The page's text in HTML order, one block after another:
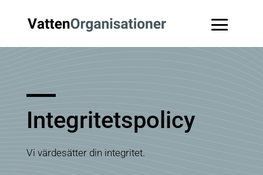
Integritetspolicy
Vi värdesätter din integritet.